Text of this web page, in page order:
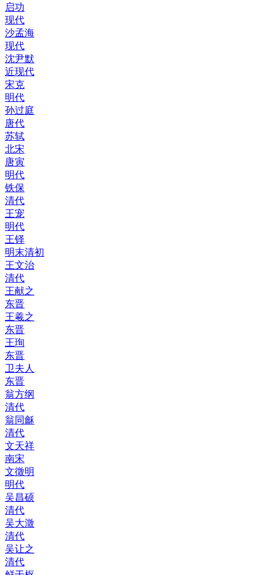
启功
现代
沙孟海
现代
沈尹默
近现代
宋克
明代
孙过庭
唐代
苏轼
北宋
唐寅
明代
铁保
清代
王宠
明代
王铎
明末清初
王文治
清代
王献之
东晋
王羲之
东晋
王珣
东晋
卫夫人
东晋
翁方纲
清代
翁同龢
清代
文天祥
南宋
文徵明
明代
吴昌硕
清代
吴大澂
清代
吴让之
清代